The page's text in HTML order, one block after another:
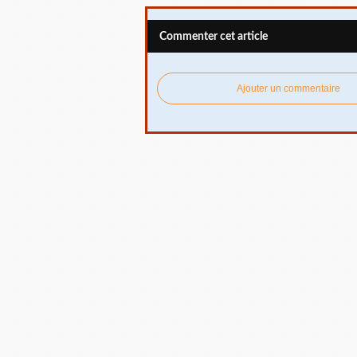
Commenter cet article
Ajouter un commentaire